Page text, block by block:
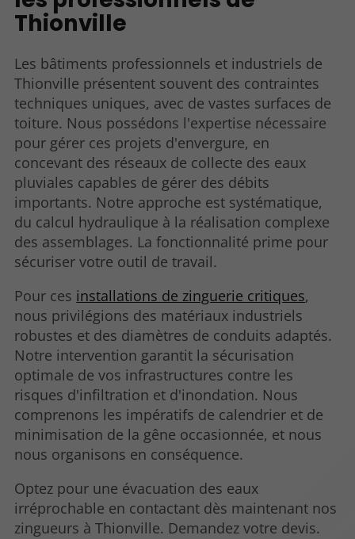
Thionville
Les bâtiments professionnels et industriels de
Thionville présentent souvent des contraintes
techniques uniques, avec de vastes surfaces de
toiture. Nous possédons l'expertise nécessaire
pour gérer ces projets d'envergure, en
concevant des réseaux de collecte des eaux
pluviales capables de gérer des débits
importants. Notre approche est systématique,
du calcul hydraulique à la réalisation complexe
des assemblages. La fonctionnalité prime pour
sécuriser votre outil de travail.
Pour ces installations de zinguerie critiques,
nous privilégions des matériaux industriels
robustes et des diamètres de conduits adaptés.
Notre intervention garantit la sécurisation
optimale de vos infrastructures contre les
risques d'infiltration et d'inondation. Nous
comprenons les impératifs de calendrier et de
minimisation de la gêne occasionnée, et nous
nous organisons en conséquence.
Optez pour une évacuation des eaux
irréprochable en contactant dès maintenant nos
zingueurs à Thionville. Demandez votre devis.